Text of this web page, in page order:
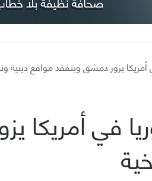
يزور دمشق ويتفقد مواقع دينية
في أمريكا